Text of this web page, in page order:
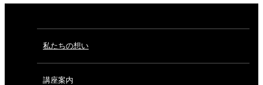
私たちの想い
講座案内